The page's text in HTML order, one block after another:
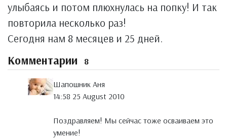
улыбаясь и потом плюхнулась на попку! И так
повторила несколько раз!
Сегодня нам 8 месяцев и 25 дней.
Комментарии 8
Шапошник Аня
14:58 25 August 2010
Поздравляем! Мы сейчас тоже осваиваем это
умение!